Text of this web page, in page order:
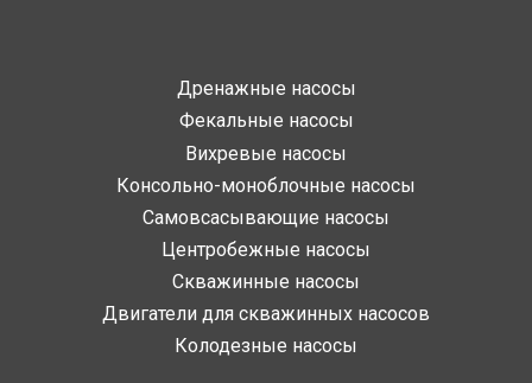
Дренажные насосы
Фекальные насосы
Вихревые насосы
Консольно-моноблочные насосы
Самовсасывающие насосы
Центробежные насосы
Скважинные насосы
Двигатели для скважинных насосов
Колодезные насосы